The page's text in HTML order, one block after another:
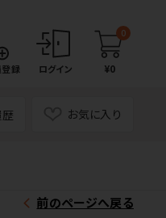
録 ログイン
0
¥0
お気に入り
前のページへ戻る